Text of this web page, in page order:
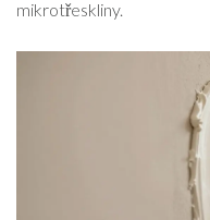
mikrotřeskliny.